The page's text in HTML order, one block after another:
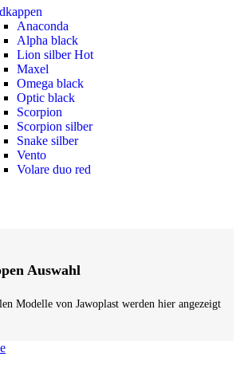
Anaconda
Alpha black
Lion silberHot
Maxel
Omega black
Optic black
Scorpion
Scorpion silber
Snake silber
Vento
Volare duo red
Auswahl
Modelle von Jawoplast werden hier angezeigt